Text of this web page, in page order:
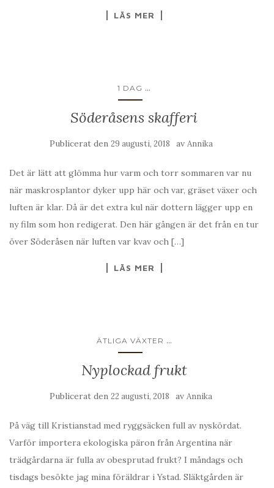
LÄS MER
1 DAG ...
Söderåsens skafferi
Publicerat den 29 augusti, 2018 av Annika
Det är lätt att glömma hur varm och torr sommaren var nu
när maskrosplantor dyker upp här och var, gräset växer och
luften är klar. Då är det extra kul när dottern lägger upp en
ny film som hon redigerat. Den här gången är det från en tur
över Söderåsen när luften var kvav och […]
LÄS MER
ÄTLIGA VÄXTER ...
Nyplockad frukt
Publicerat den 22 augusti, 2018 av Annika
På väg till Kristianstad med ryggsäcken full av nyskördat.
Varför importera ekologiska päron från Argentina när
trädgårdarna är fulla av obesprutad frukt? I måndags och
tisdags besökte jag mina föräldrar i Ystad. Släktgården är